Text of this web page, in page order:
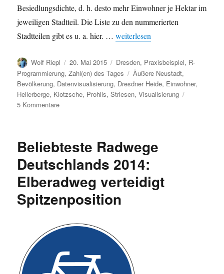
Besiedlungsdichte, d. h. desto mehr Einwohner je Hektar im
jeweiligen Stadtteil. Die Liste zu den nummerierten
Stadtteilen gibt es u. a. hier. …„Bevölkerungsdichte in
weiterlesen
Autor
Wolf Riepl
Veröffentlicht
am
20. Mai 2015 Kategorien
Dresden, Praxisbeispiel, R-
Programmierung,Zahl(en) des Tages Schlagwörter
Äußere Neustadt,
Bevölkerung, Datenvisualisierung, Dresdner Heide, Einwohner,
Hellerberge, Klotzsche, Prohlis,Striesen,Visualisierung
5 Kommentarezu
Visualisierungsbeispiel
R
(Choroplethenkarte)
Beliebteste Radwege
Deutschlands 2014:
Elberadweg verteidigt
Spitzenposition